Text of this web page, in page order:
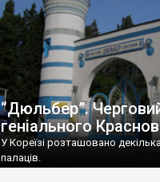
“Дюльбер”.
геніального
У Кореїзі розташовано
палаців.